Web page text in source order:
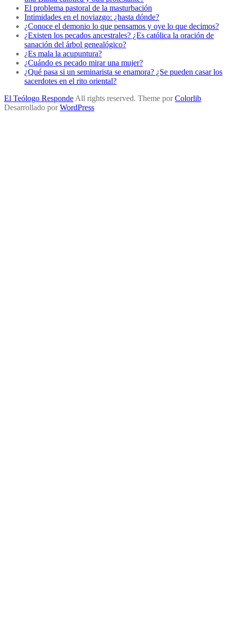
El problema pastoral de la masturbación
Intimidades en el noviazgo: ¿hasta dónde?
¿Conoce el demonio lo que pensamos y oye lo que decimos?
¿Existen los pecados ancestrales? ¿Es católica la oración de
sanación del árbol genealógico?
¿Es mala la acupuntura?
¿Cuándo es pecado mirar una mujer?
¿Qué pasa si un seminarista se enamora? ¿Se pueden casar los
sacerdotes en el rito oriental?
El Teólogo Responde All rights reserved. Theme porColorlib
Desarrollado porWordPress